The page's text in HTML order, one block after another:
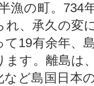
漁の町。734
れ、承久の変
19有余年、
ます。離島は
など島国日本